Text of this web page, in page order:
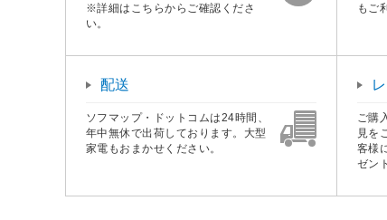
※詳細はこちらからご確認くださ
い。
もご
配送
ソフマップ・ドットコムは24時間、
年中無休で出荷しております。大型
家電もおまかせください。
ご購
見を
客様
ゼン